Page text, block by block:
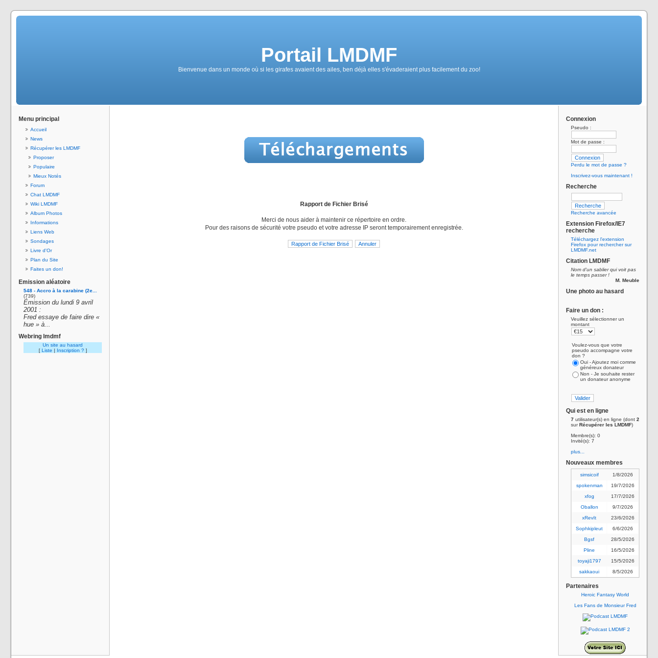
Portail LMDMF
Bienvenue dans un monde où si les girafes avaient des ailes, ben déjà elles s'évaderaient plus facilement du zoo!
Menu principal
Accueil
News
Récupérer les LMDMF
Proposer
Populaire
Mieux Notés
Forum
Chat LMDMF
Wiki LMDMF
Album Photos
Informations
Liens Web
Sondages
Livre d'Or
Plan du Site
Faites un don!
Emission aléatoire
548 - Accro à la carabine (2e...
(739)
Émission du lundi 9 avril
2001 :
Fred essaye de faire dire «
hue » à...
Webring lmdmf
Un site au hasard
[ Liste | Inscription ? ]
Rapport de Fichier Brisé
Merci de nous aider à maintenir ce répertoire en ordre.
Pour des raisons de sécurité votre pseudo et votre adresse IP seront temporairement enregistrée.
Connexion
Pseudo :
Mot de passe :
Perdu le mot de passe ?
Inscrivez-vous maintenant !
Recherche
Recherche avancée
Extension Firefox/IE7
recherche
Téléchargez l'extension
Firefox pour rechercher sur
LMDMF.net
Citation LMDMF
Nom d'un sablier qui voit pas
le temps passer !
M. Meuble
Une photo au hasard
Faire un don :
Veuillez sélectionner un
montant
Voulez-vous que votre
pseudo accompagne votre
don ?
Oui - Ajoutez moi comme
généreux donateur
Non - Je souhaite rester
un donateur anonyme
Qui est en ligne
7 utilisateur(s) en ligne (dont 2
surRécupérer les LMDMF)
Membre(s): 0
Invité(s): 7
plus...
Nouveaux membres
simsicoif
1/8/2026
spokenman
19/7/2026
xfog
17/7/2026
Oballon
9/7/2026
xRevIt
23/6/2026
Sophkipleut
6/6/2026
Bgsf
28/5/2026
Pline
16/5/2026
toyaji1797
15/5/2026
sakkaoui
8/5/2026
Partenaires
Heroic Fantasy World
Les Fans de Monsieur Fred